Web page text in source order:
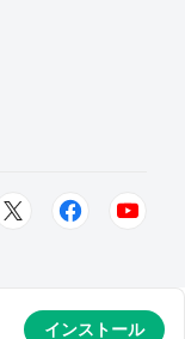
インストール